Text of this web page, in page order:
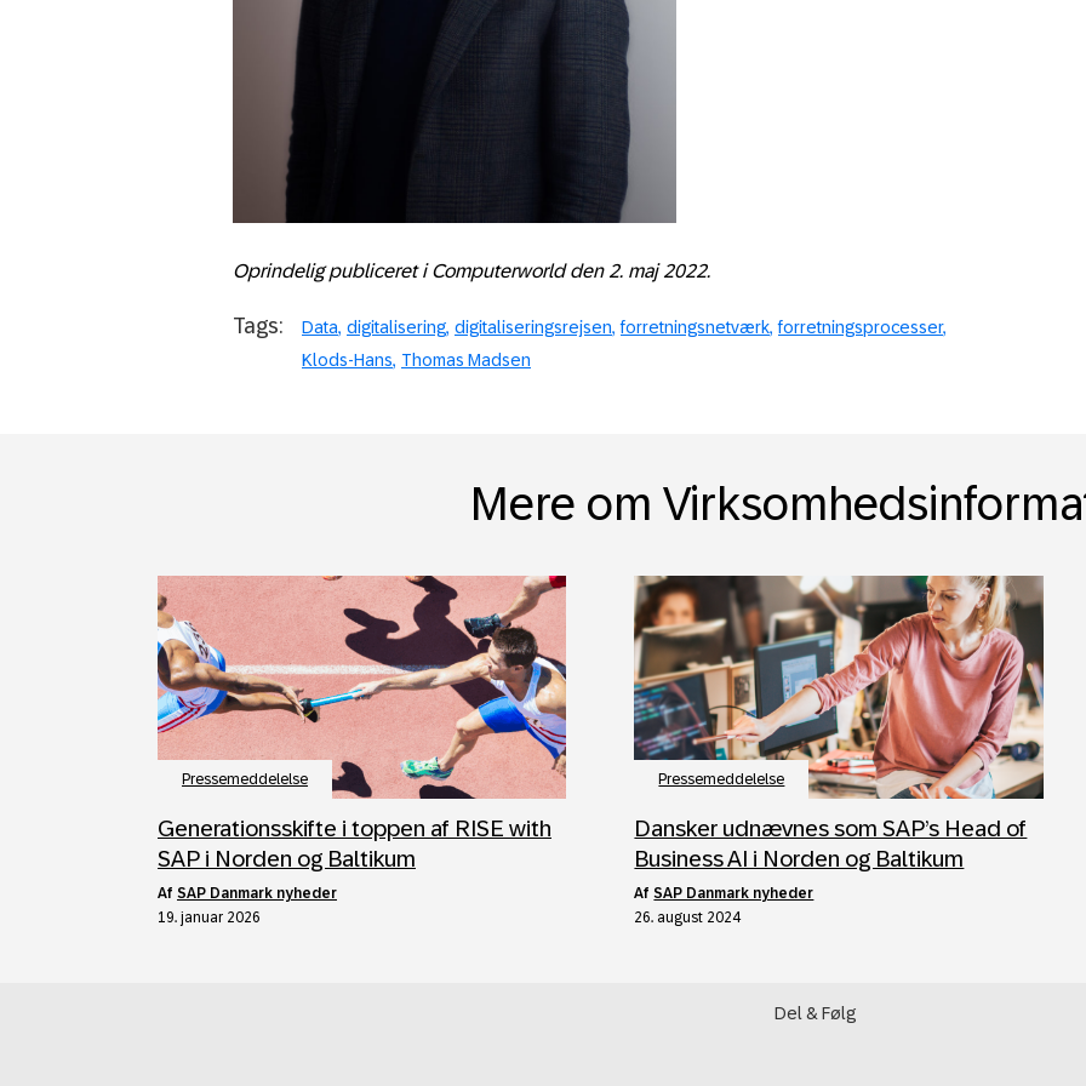
Oprindelig publiceret i Computerworld den 2. maj 2022.
Tags: Data digitalisering digitaliseringsrejsen forretningsnetværk forretningsprocesser
Klods-Hans Thomas Madsen
Mere om
Pressemeddelelse
Generationsskifte i toppen af RISE with
SAP i Norden og Baltikum
af SAP Danmark nyheder
19. januar 2026
Pressemeddelelse
Dansker udnævnes som SAP’s Head of
Business AI i Norden og Baltikum
afSAP Danmark nyheder
26. august 2024
Del & Følg